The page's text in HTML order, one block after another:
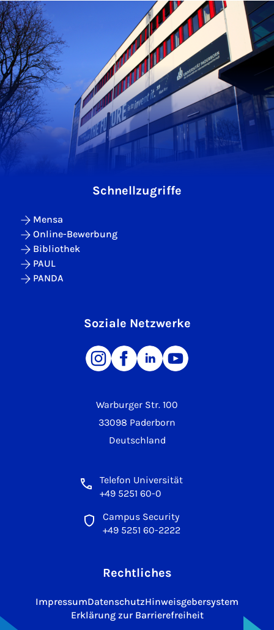
Warburger Str. 100
33098 Paderborn
Deutschland
Telefon Universität
+49 5251 60-0
Campus Security
+49 5251 60-2222
Schnellzugriffe
Mensa
Online-Bewerbung
Bibliothek
PAUL
PANDA
Soziale Netzwerke
Rechtliches
ImpressumDatenschutzHinweisgebersystem
Erklärung zur Barrierefreiheit